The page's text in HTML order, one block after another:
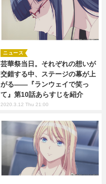
芸華祭当日。それぞれの想いが
交錯する中、ステージの幕が上
がる――『ランウェイで笑っ
て』第10話あらすじを紹介
ニュース
2020.3.12 Thu 21:00